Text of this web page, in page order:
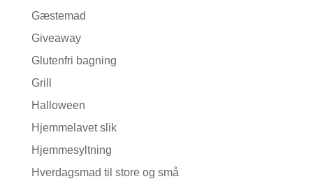
Gæstemad
Giveaway
Glutenfri bagning
Grill
Halloween
Hjemmelavet slik
Hjemmesyltning
Hverdagsmad til store og små